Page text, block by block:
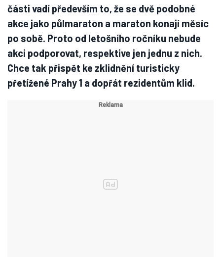
části vadí především to, že se dvě podobné
akce jako půlmaraton a maraton konají měsíc
po sobě. Proto od letošního ročníku nebude
akci podporovat, respektive jen jednu z nich.
Chce tak přispět ke zklidnění turisticky
přetížené Prahy 1 a dopřát rezidentům klid.